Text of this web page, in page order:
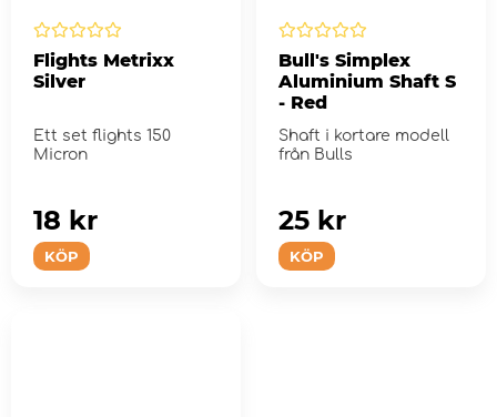
Flights Metrixx
Silver
Ett set flights 150
Micron
KÖP
18 kr
Bull's Simplex
Aluminium Shaft S
- Red
Shaft i kortare modell
från Bulls
KÖP
25 kr